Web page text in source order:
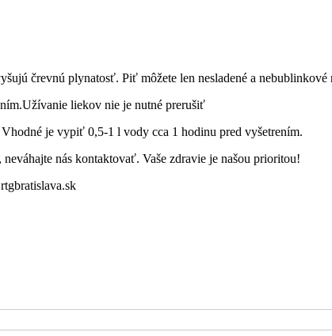
črevnú plynatosť. Piť môžete len nesladené a nebublinkové
liekov nie je nutné prerušiť
je vypiť 0,5-1 l vody cca 1 hodinu pred vyšetrením.
nás kontaktovať. Vaše zdravie je našou prioritou!